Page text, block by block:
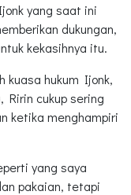
yang saat ini
dukungan,
kekasihnya itu.
kuasa hukum Ijonk,
Ririn cukup sering
ketika menghampiri
yang saya
pakaian, tetapi